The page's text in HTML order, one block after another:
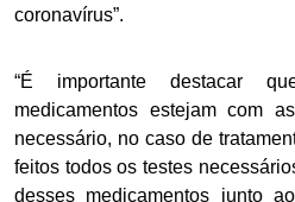
coronavírus”.
“É importante destacar
medicamentos estejam com
necessário, no caso de
feitos todos os testes
desses medicamentos junto